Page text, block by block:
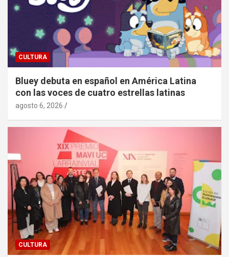
CULTURA
Bluey debuta en español en América Latina
con las voces de cuatro estrellas latinas
agosto 6, 2026
CULTURA